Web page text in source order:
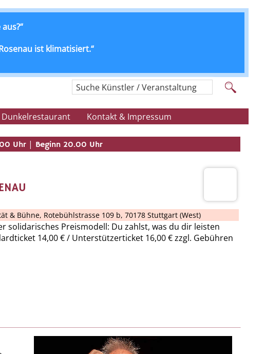
ist klimatisiert.“
Suche Künstler / Veranstaltung
Dunkelrestaurant Kontakt & Impressum
Uhr | Beginn 20.00 Uhr
& Bühne, Rotebühlstrasse 109 b, 70178 Stuttgart (West)
solidarisches Preismodell: Du zahlst, was du dir leisten
14,00 € / Unterstützerticket 16,00 € zzgl. Gebühren